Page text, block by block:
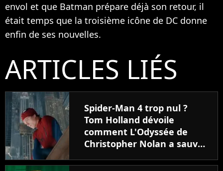
envol et que Batman prépare déjà son retour, il
était temps que la troisième icône de DC donne
enfin de ses nouvelles.
ARTICLES LIÉS
Spider-Man 4 trop nul ?
Tom Holland dévoile
comment L'Odyssée de
Christopher Nolan a sauvé